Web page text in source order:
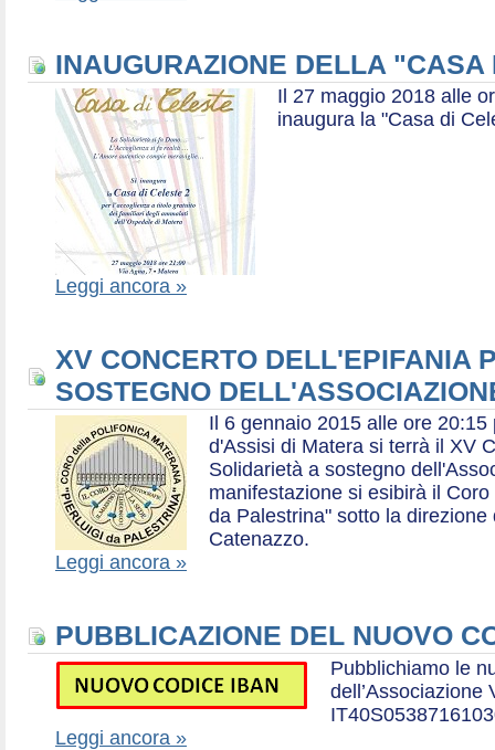
INAUGURAZIONE DELLA
Il 27 maggio 2018 alle
inaugura la "Casa di
Leggi ancora »
XV CONCERTO DELL'EPIFANIA
SOSTEGNO
Il 6 gennaio 2015 alle ore
d'Assisi di Matera si terrà il XV
Solidarietà a sostegno
manifestazione si esibirà il
da Palestrina" sotto la
Catenazzo.
Leggi ancora »
PUBBLICAZIONE DEL NUOVO
Pubblichiamo le
dell’Associazione
Leggi ancora »